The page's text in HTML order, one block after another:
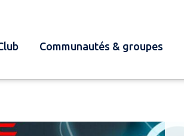
Communautés & groupes